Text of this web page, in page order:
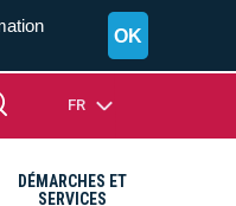
FR
DÉMARCHES ET
SERVICES
OK